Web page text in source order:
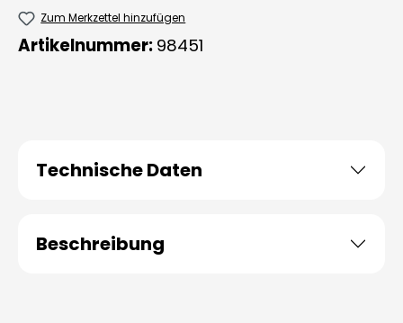
Zum Merkzettel hinzufügen
Artikelnummer: 98451
Technische Daten
Beschreibung